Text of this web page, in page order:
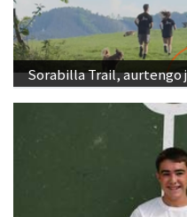
Sorabilla Trail,